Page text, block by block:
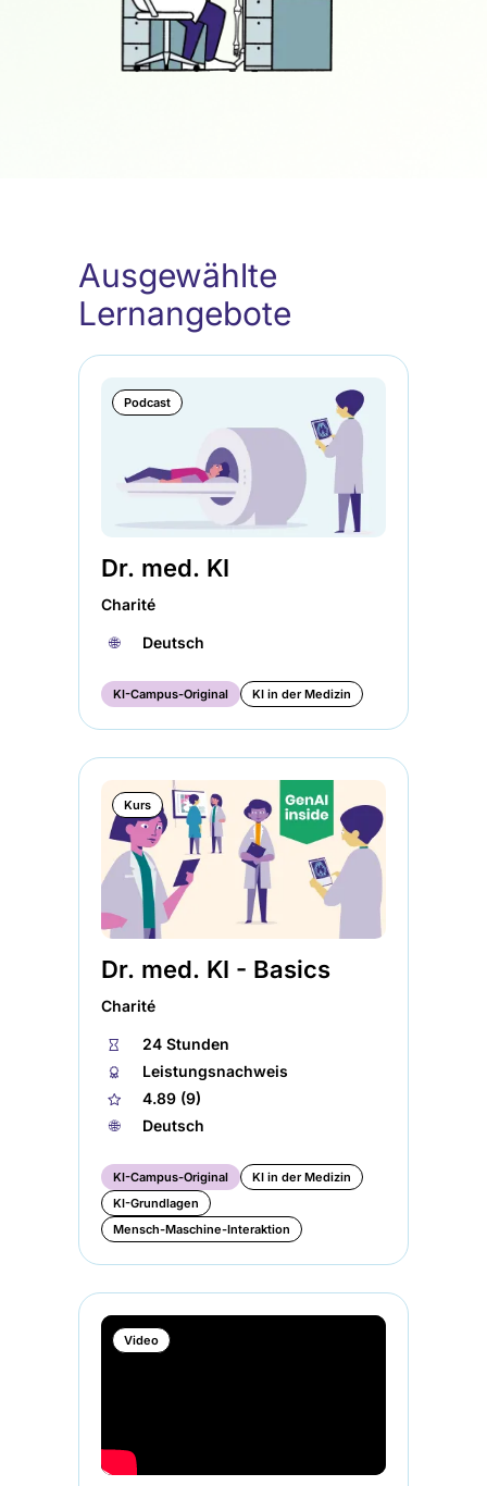
Ausgewählte
Lernangebote
Podcast
Dr. med. KI
Charité
🌐︎ Deutsch
KI-Campus-Original KI in der Medizin
Kurs
Dr. med. KI - Basics
Charité
⏱
24 Stunden
🏅︎
Leistungsnachweis
★
4.89 (9)
🌐︎
Deutsch
KI-Campus-Original
KI in der Medizin
KI-Grundlagen
Mensch-Maschine-Interaktion
Video